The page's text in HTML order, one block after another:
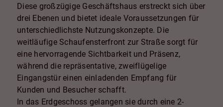
Diese großzügige Geschäftshaus erstreckt sich über
drei Ebenen und bietet ideale Voraussetzungen für
unterschiedlichste Nutzungskonzepte. Die
weitläufige Schaufensterfront zur Straße sorgt für
eine hervorragende Sichtbarkeit und Präsenz,
während die repräsentative, zweiflügelige
Eingangstür einen einladenden Empfang für
Kunden und Besucher schafft.
In das Erdgeschoss gelangen sie durch eine 2-